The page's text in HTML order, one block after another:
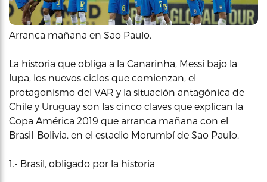
Arranca mañana en Sao Paulo.
La historia que obliga a la Canarinha, Messi bajo la
lupa, los nuevos ciclos que comienzan, el
protagonismo del VAR y la situación antagónica de
Chile y Uruguay son las cinco claves que explican la
Copa América 2019 que arranca mañana con el
Brasil-Bolivia, en el estadio Morumbí de Sao Paulo.
1.- Brasil, obligado por la historia